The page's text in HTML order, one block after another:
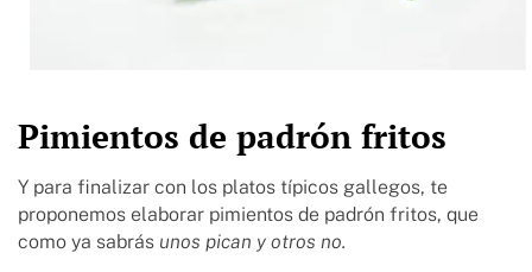
Pimientos de padrón fritos
Y para finalizar con los platos típicos gallegos, te
proponemos elaborar pimientos de padrón fritos, que
como ya sabrás unos pican y otros no.